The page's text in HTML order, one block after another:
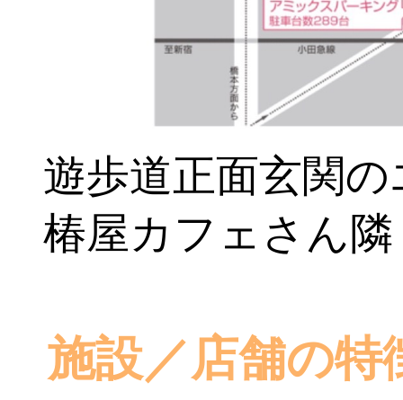
遊歩道正面玄関
椿屋カフェさん隣
施設／店舗の特